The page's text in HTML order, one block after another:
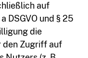
auf
DSGVO und § 25
die
den Zugriff auf